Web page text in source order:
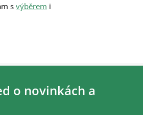
s výběrem i
o novinkách a